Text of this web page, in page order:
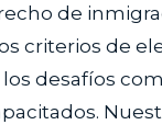
de
criterios de
desafíos